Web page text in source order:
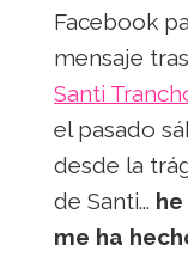
Facebook
mensaje
Santi
el pasado
desde la
de Santi...
me ha